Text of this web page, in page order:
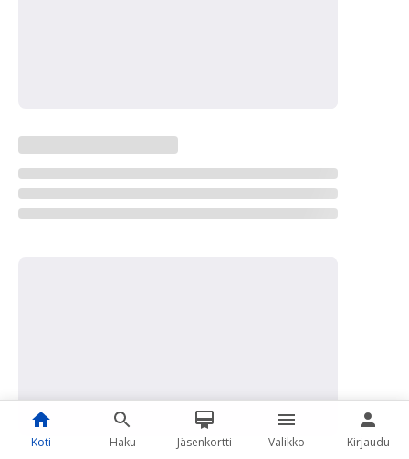
Koti Haku Jäsenkortti Valikko Kirjaudu